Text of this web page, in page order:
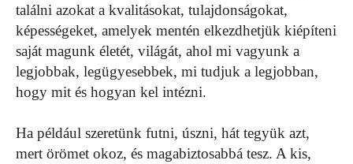
találni azokat a kvalitásokat, tulajdonságokat,
képességeket, amelyek mentén elkezdhetjük kiépíteni
saját magunk életét, világát, ahol mi vagyunk a
legjobbak, legügyesebbek, mi tudjuk a legjobban,
hogy mit és hogyan kel intézni.
Ha például szeretünk futni, úszni, hát tegyük azt,
mert örömet okoz, és magabiztosabbá tesz. A kis,